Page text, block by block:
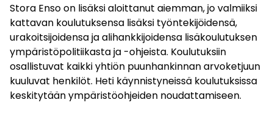
Stora Enso on lisäksi aloittanut aiemman, jo valmiiksi
kattavan koulutuksensa lisäksi työntekijöidensä,
urakoitsijoidensa ja alihankkijoidensa lisäkoulutuksen
ympäristöpolitiikasta ja -ohjeista. Koulutuksiin
osallistuvat kaikki yhtiön puunhankinnan arvoketjuun
kuuluvat henkilöt. Heti käynnistyneissä koulutuksissa
keskitytään ympäristöohjeiden noudattamiseen.